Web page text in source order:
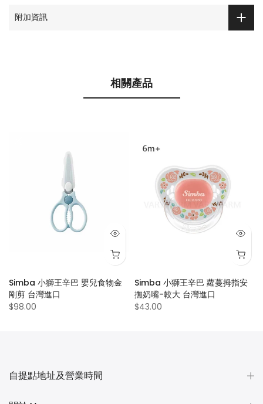
附加資訊
相關產品
Simba 小獅王辛巴 嬰兒食物金
剛剪 台灣進口
$98.00
Simba 小獅王辛巴 蘿蔓拇指安
撫奶嘴-較大 台灣進口
$43.00
自提點地址及營業時間